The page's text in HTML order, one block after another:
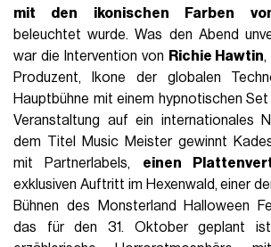
mit den ikonischen Farben
beleuchtet wurde. Was den Abend
war die Intervention von Richie Hawtin,
Produzent, Ikone der globalen
Hauptbühne mit einem hypnotischen
Veranstaltung auf ein internationales
dem Titel Music Meister gewinnt
mit Partnerlabels, einen
exklusiven Auftritt im Hexenwald, einer
Bühnen des Monsterland Halloween
das für den 31. Oktober geplant